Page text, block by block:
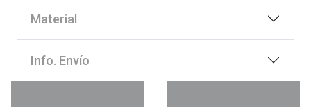
Material
Info. Envío